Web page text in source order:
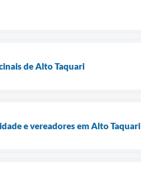
de Alto Taquari
e vereadores em Alto Taquari